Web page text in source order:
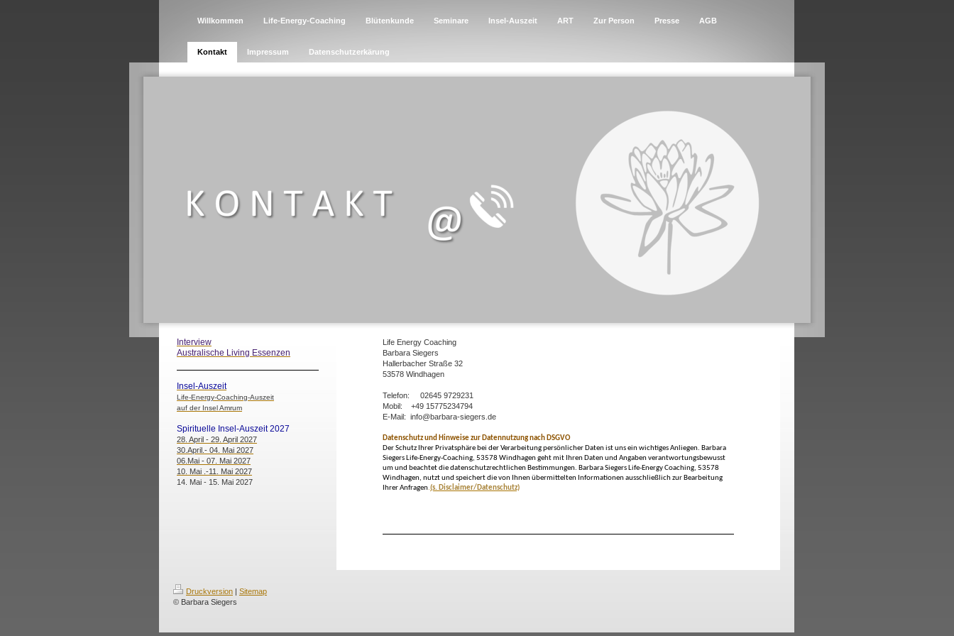
Willkommen Life-Energy-Coaching Blütenkunde Seminare Insel-Auszeit ART Zur Person Presse AGB
Kontakt Impressum Datenschutzerkärung
Interview
Australische Living Essenzen
Insel-Auszeit
Life-Energy-Coaching-Auszeit
auf der Insel Amrum
Spirituelle Insel-Auszeit 2027
28. April - 29. April 2027
30.April.- 04. Mai 2027
06.Mai - 07. Mai 2027
10. Mai .-11. Mai 2027
14. Mai - 15. Mai 2027
Life Energy Coaching
Barbara Siegers
Hallerbacher Straße 32
53578 Windhagen
Telefon: 02645 9729231
Mobil: +49 15775234794
E-Mail: info@barbara-siegers.de
Datenschutz und Hinweise zur Datennutzung nach DSGVO
Der Schutz Ihrer Privatsphäre bei der Verarbeitung persönlicher Daten ist uns ein wichtiges Anliegen. Barbara
Siegers Life-Energy-Coaching, 53578 Windhagen geht mit Ihren Daten und Angaben verantwortungsbewusst
um und beachtet die datenschutzrechtlichen Bestimmungen. Barbara Siegers Life-Energy Coaching, 53578
Windhagen, nutzt und speichert die von Ihnen übermittelten Informationen ausschließlich zur Bearbeitung
Ihrer Anfragen.(s. Disclaimer/Datenschutz)
Druckversion | Sitemap
© Barbara Siegers